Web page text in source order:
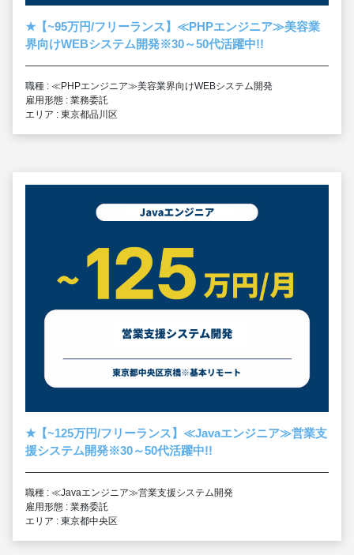
★【~95万円/フリーランス】≪PHPエンジニア≫美容業
界向けWEBシステム開発※30～50代活躍中!!
職種 : ≪PHPエンジニア≫美容業界向けWEBシステム開発
雇用形態 : 業務委託
エリア : 東京都品川区
★【~125万円/フリーランス】≪Javaエンジニア≫営業支
援システム開発※30～50代活躍中!!
職種 : ≪Javaエンジニア≫営業支援システム開発
雇用形態 : 業務委託
エリア : 東京都中央区